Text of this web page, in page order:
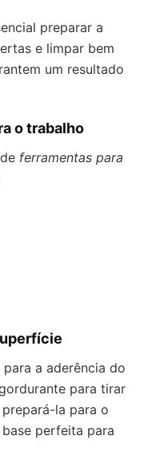
preparar a
e limpar bem
um resultado
o trabalho
ferramentas para
a aderência do
para tirar
la para o
perfeita para